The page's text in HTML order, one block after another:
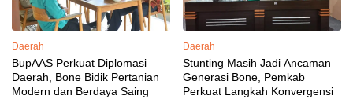
Daerah
BupAAS Perkuat Diplomasi
Daerah, Bone Bidik Pertanian
Modern dan Berdaya Saing
Daerah
Stunting Masih Jadi Ancaman
Generasi Bone, Pemkab
Perkuat Langkah Konvergensi